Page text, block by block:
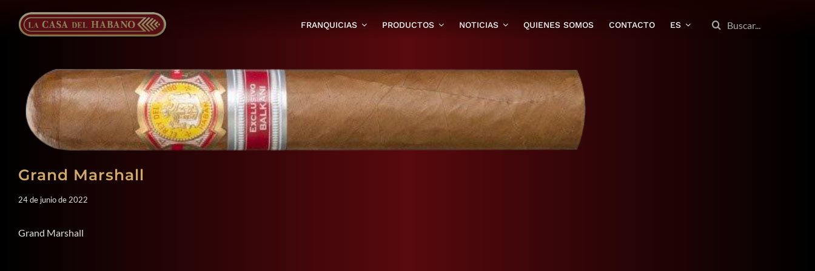
contenido
FRANQUICIAS PRODUCTOS NOTICIAS QUIENES SOMOS CONTACTO ES BUSCAR:
Grand Marshall
24 de junio de 2022
Grand Marshall